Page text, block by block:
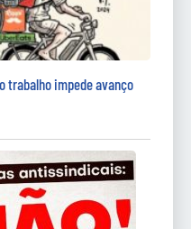
trabalho impede avanço